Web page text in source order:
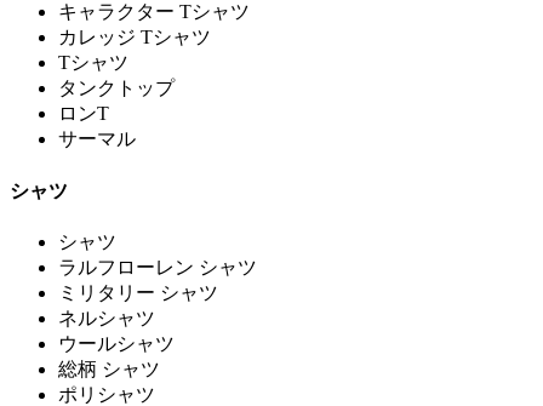
キャラクター Tシャツ
カレッジ Tシャツ
Tシャツ
タンクトップ
ロンT
サーマル
シャツ
シャツ
ラルフローレン シャツ
ミリタリー シャツ
ネルシャツ
ウールシャツ
総柄 シャツ
ポリシャツ